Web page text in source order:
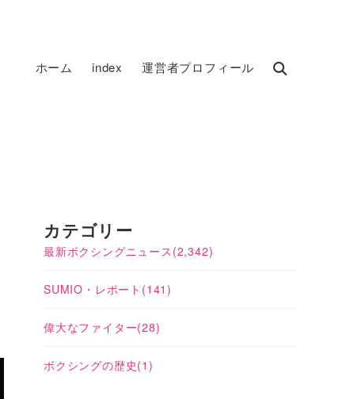
ホーム index 運営者プロフィール
カテゴリー
最新ボクシングニュース (2,342)
SUMIO・レポート (141)
偉大なファイター(28)
ボクシングの歴史(1)